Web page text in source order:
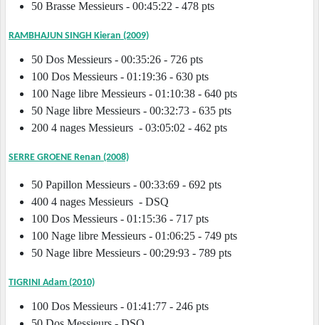
50 Brasse Messieurs - 00:45:22 - 478 pts
RAMBHAJUN SINGH Kieran (2009)
50 Dos Messieurs - 00:35:26 - 726 pts
100 Dos Messieurs - 01:19:36 - 630 pts
100 Nage libre Messieurs - 01:10:38 - 640 pts
50 Nage libre Messieurs - 00:32:73 - 635 pts
200 4 nages Messieurs - 03:05:02 - 462 pts
SERRE GROENE Renan (2008)
50 Papillon Messieurs - 00:33:69 - 692 pts
400 4 nages Messieurs - DSQ
100 Dos Messieurs - 01:15:36 - 717 pts
100 Nage libre Messieurs - 01:06:25 - 749 pts
50 Nage libre Messieurs - 00:29:93 - 789 pts
TIGRINI Adam (2010)
100 Dos Messieurs - 01:41:77 - 246 pts